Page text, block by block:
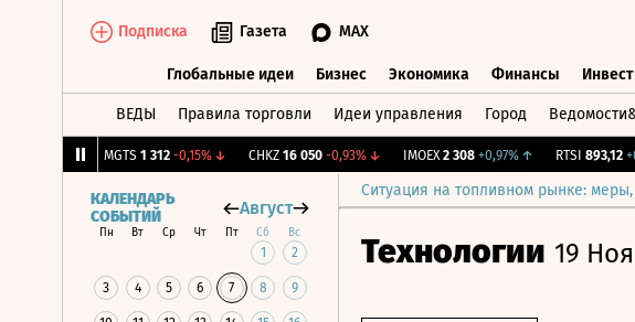
Подписка Газета MAX
Глобальные идеи Бизнес Экономика Финансы
ВЕДЫ Правила торговли Идеи управления Город
MGTS 1 312 -0,15%↓ CHKZ 16 050 -0,93%↓ IMOEX 2 308 +0,97%↑ RTSI 893,12
Ситуация на топливном рынке:
КАЛЕНДАРЬ
СОБЫТИЙ
Август
Пн Вт Ср Чт Пт Сб Вс
1 2
3 4 5 6 7 8 9
Технологии 19